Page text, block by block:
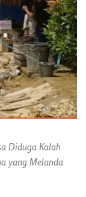
Diduga Kalah
yang Melanda